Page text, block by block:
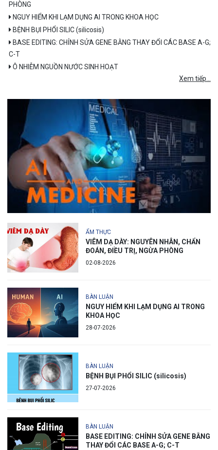
PHÒNG
NGUY HIỂM KHI LẠM DỤNG AI TRONG KHOA HỌC
BỆNH BỤI PHỔI SILIC (silicosis)
BASE EDITING: CHỈNH SỬA GENE BẰNG THAY ĐỔI CÁC BASE A-G;
C-T
Ô NHIỄM NGUỒN NƯỚC SINH HOẠT
Xem tiếp...
ẨM THỰC
VIÊM DẠ DÀY: NGUYÊN NHÂN, CHẨN
ĐOÁN, ĐIỀU TRỊ, NGỪA PHÒNG
02-08-2026
BÀN LUẬN
NGUY HIỂM KHI LẠM DỤNG AI TRONG
KHOA HỌC
28-07-2026
BÀN LUẬN
BỆNH BỤI PHỔI SILIC (silicosis)
27-07-2026
BÀN LUẬN
BASE EDITING: CHỈNH SỬA GENE BẰNG
THAY ĐỔI CÁC BASE A-G; C-T